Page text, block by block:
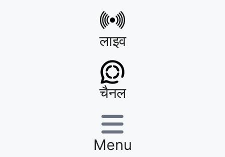
लाइव
चैनल
Menu